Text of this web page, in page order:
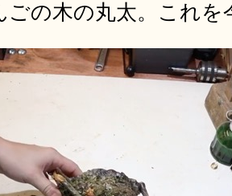
ごの木の丸太。これ